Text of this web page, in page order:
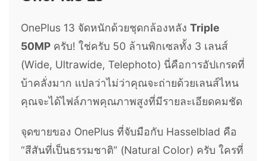
OnePlus 13 จัดหนักด้วยชุดกล้องหลัง Triple
50MP ครับ! ใช่ครับ 50 ล้านพิกเซลทั้ง 3 เลนส์
(Wide, Ultrawide, Telephoto) นี่คือการอัปเกรดที่
บ้าคลั่งมาก แปลว่าไม่ว่าคุณจะถ่ายด้วยเลนส์ไหน
คุณจะได้ไฟล์ภาพคุณภาพสูงที่มีรายละเอียดคมชัด
จุดขายของ OnePlus ที่จับมือกับ Hasselblad คือ
“สีสันที่เป็นธรรมชาติ” (Natural Color) ครับ ใครที่